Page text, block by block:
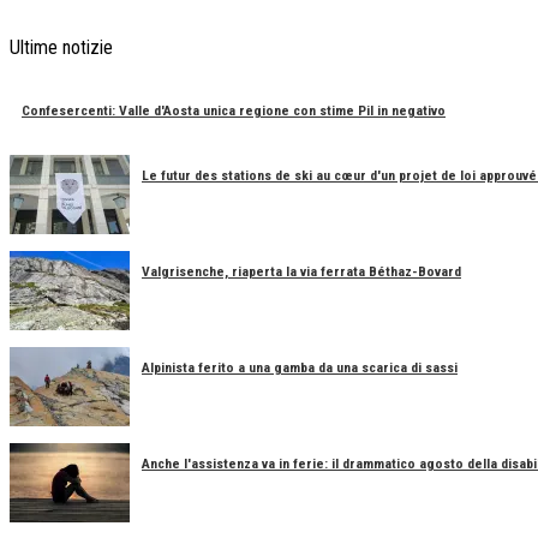
Ultime notizie
Confesercenti: Valle d'Aosta unica regione con stime Pil in negativo
Le futur des stations de ski au cœur d'un projet de loi approuvé
Valgrisenche, riaperta la via ferrata Béthaz-Bovard
Alpinista ferito a una gamba da una scarica di sassi
Anche l'assistenza va in ferie: il drammatico agosto della